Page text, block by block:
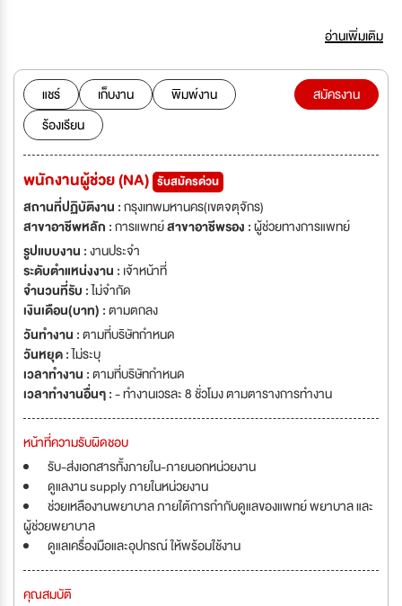
อ่านเพิ่มเติม
แชร์ เก็บงาน
พิมพ์งาน
ร้องเรียน
สมัครงาน
พนักงานผู้ช่วย (NA) รับสมัครด่วน
สถานที่ปฏิบัติงาน :กรุงเทพมหานคร(เขตจตุจักร)
สาขาอาชีพหลัก :การแพทย์สาขาอาชีพรอง :ผู้ช่วยทางการแพทย์
รูปแบบงาน :งานประจำ
ระดับตำแหน่งงาน : เจ้าหน้าที่
จำนวนที่รับ :ไม่จำกัด
เงินเดือน(บาท) :ตามตกลง
วันทำงาน :ตามที่บริษัทกำหนด
วันหยุด :ไม่ระบุ
เวลาทำงาน :ตามที่บริษัทกำหนด
เวลาทำงานอื่นๆ :- ทำงานเวรละ 8 ชั่วโมง ตามตารางการทำงาน
หน้าที่ความรับผิดชอบ
รับ-ส่งเอกสารทั้งภายใน-ภายนอกหน่วยงาน
ดูแลงาน supply ภายในหน่วยงาน
ช่วยเหลืองานพยาบาล ภายใต้การกำกับดูแลของแพทย์ พยาบาล และ
ผู้ช่วยพยาบาล
ดูแลเครื่องมือและอุปกรณ์ ให้พร้อมใช้งาน
คุณสมบัติ